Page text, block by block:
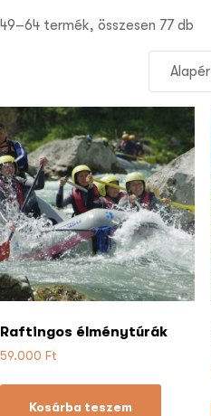
49–64 termék, összesen 77 db
Raftingos élménytúrák
59.000 Ft
Kosárba teszem